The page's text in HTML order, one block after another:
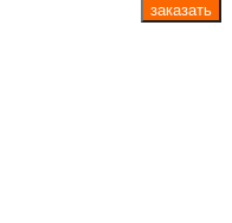
заказать